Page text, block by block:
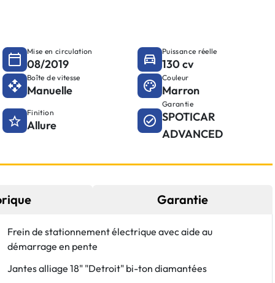
Mise en circulation
08/2019
Puissance réelle
130 cv
Boîte de vitesse
Manuelle
Couleur
Marron
Finition
Allure
Garantie
SPOTICAR
ADVANCED
Garantie
Frein de stationnement électrique avec aide au
démarrage en pente
Jantes alliage 18" "Detroit" bi-ton diamantées